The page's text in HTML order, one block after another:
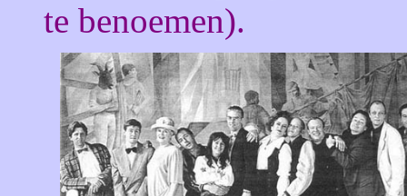
te benoemen).